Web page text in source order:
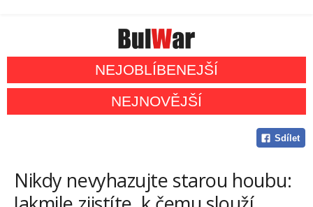
NEJOBLÍBENEJŠÍ
NEJNOVĚJŠÍ
Sdílet
Nikdy nevyhazujte starou houbu: